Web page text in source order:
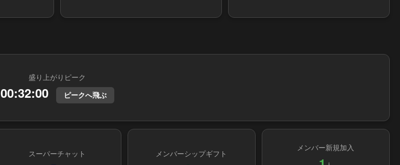
盛り上がりピーク
00:32:00 ピークへ飛ぶ
スーパーチャット メンバーシップギフト
メンバー新規加入